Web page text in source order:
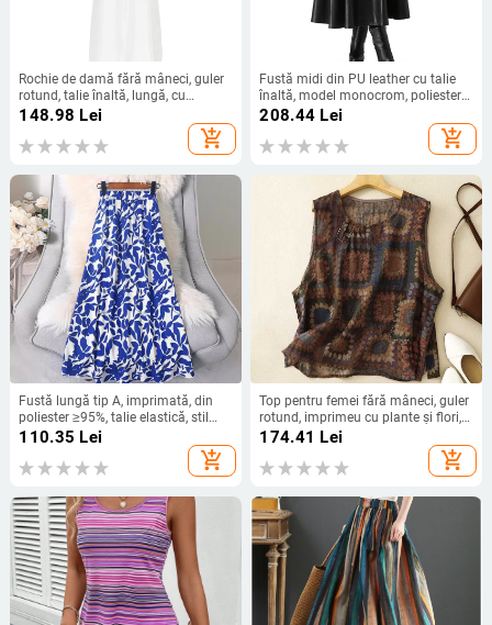
Rochie de damă fără mâneci, guler
rotund, talie înaltă, lungă, cu
imprimeu floral și imprimare
148.98 Lei
add_shopping_cart
Fustă midi din PU leather cu talie
înaltă, model monocrom, poliester
cu până la 30% elastan, fără
208.44 Lei
add_shopping_cart
Fustă lungă tip A, imprimată, din
poliester ≥95%, talie elastică, stil
casual pentru vară la malul mării
110.35 Lei
add_shopping_cart
Top pentru femei fără mâneci, guler
rotund, imprimeu cu plante și flori,
amestec din bumbac-cânepă, vara
174.41 Lei
add_shopping_cart